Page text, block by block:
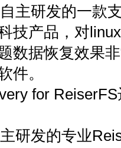
研发的一款支
技产品，对
数据恢复效果
件。
for ReiserFS
发的专业